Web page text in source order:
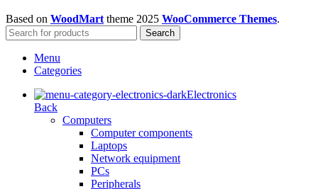
Based on WoodMart theme 2025 WooCommerce Themes.
Search
Menu
Categories
Electronics
Back
Computers
Computer components
Laptops
Network equipment
PCs
Peripherals